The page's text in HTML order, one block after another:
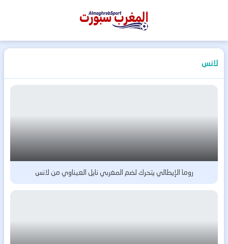
المغرب
لانس
روما الإيطالي يتحرك لضم المغربي نايل العيناوي من لانس